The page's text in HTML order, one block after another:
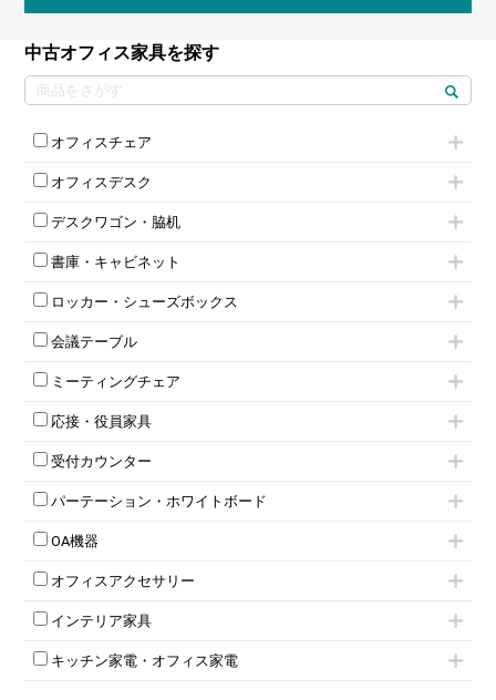
中古オフィス家具を探す
オフィスチェア
肘付きチェア
肘無しチェア
役員チェア
オフィスチェアその他
オフィスデスク
片袖机
フリーアドレスデスク（ベンチデスク）
昇降デスク
両袖机
デスクワゴン・脇机
インワゴン2段
インワゴン3段
脇机
書庫・キャビネット
ハイキャビネット
ローキャビネット
両開きキャビネット
上下連結キャビネット
軽量ラック（スチールラック）
収納家具その他
両開書庫
ラテラル書庫
ロッカー・シューズボックス
1人用ロッカー
2人用ロッカー
3人用ロッカー
5人用ロッカー
8人用ロッカー
多人数ロッカー
ダイヤル錠ロッカー
ダイヤル錠ロッカー
ワードローブ・クローゼット
会議テーブル
ミーティングテーブル
スタッキングテーブル
ネスティングテーブル
カウンターテーブル
T字脚テーブル
会議テーブルW1200～
会議テーブルW1800～
平行スタックテーブル
会議テーブルその他
ミーティングチェア
キャスター付きミーティングチェア
スタッキングミーティングチェア
テーブル付きミーティングチェア
折りたたみミーティングチェア
ハイチェア
ミーティングチェアその他
応接・役員家具
応接セット
応接ソファ
応接チェア
応接・役員家具その他
受付カウンター
ハイカウンター
ローカウンター
ラウンジカウンター
パーテーション・ホワイトボード
パーテーション
自立タイプパーテーション
パーテーションその他
壁掛けホワイトボード
ホワイトボードその他
OA機器
電話機（ビジネスフォン）
シュレッダー
スクリーン
オフィスアクセサリー
チェア用台車
演台・講演台・演説台
防音パネル
インテリア家具
モールドチェア
ダイニングチェア
キッチン家電・オフィス家電